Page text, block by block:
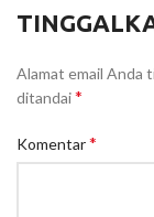
Alamat email Anda
ditandai*
Komentar*